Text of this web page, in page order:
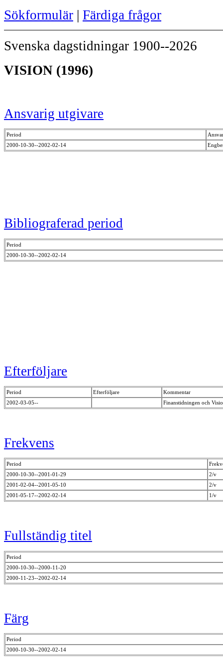
Sökformulär | Färdiga frågor
Svenska dagstidningar 1900--2026
VISION (1996)
Ansvarig utgivare
Period
2000-10-30--2002-02-14
Bibliograferad period
Period
2000-10-30--2002-02-14
Efterföljare
Period Efterföljare
Kommentar
2002-03-05--
Finanstidningen och
Frekvens
Period
2000-10-30--2001-01-29
2/v
2001-02-04--2001-05-10
2/v
2001-05-17--2002-02-14
1/v
Fullständig titel
Period
2000-10-30--2000-11-20
2000-11-23--2002-02-14
Färg
Period
2000-10-30--2002-02-14